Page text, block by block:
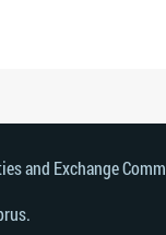
and Exchange